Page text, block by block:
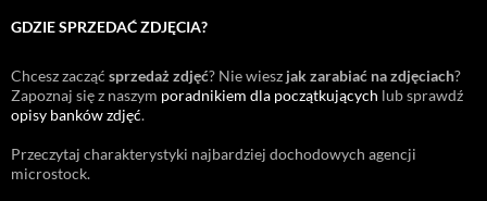
GDZIE SPRZEDAĆ ZDJĘCIA?
Chcesz zacząć sprzedaż zdjęć? Nie wiesz jak zarabiać na zdjęciach?
Zapoznaj się z naszym poradnikiem dla początkujących lub sprawdź
opisy banków zdjęć.
Przeczytaj charakterystyki najbardziej dochodowych agencji
microstock.